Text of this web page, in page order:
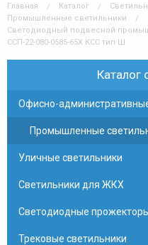
Главная Каталог
Промышленные светильники
Светодиодный подвесной
ССП-22-080-0585-65Х КСС тип Ш
Каталог
Офисно-
Промышленные
Уличные светильники
Светильники для ЖКХ
Светодиодные
Трековые светильники